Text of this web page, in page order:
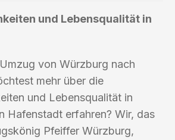
und Lebensqualität in
von Würzburg nach
mehr über die
und Lebensqualität in
Hafenstadt erfahren? Wir, das
Pfeiffer Würzburg,